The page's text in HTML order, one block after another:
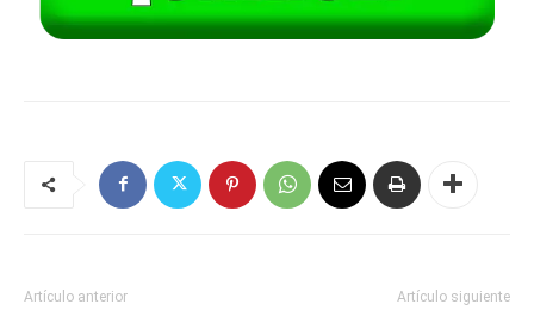
Artículo anterior Artículo siguiente